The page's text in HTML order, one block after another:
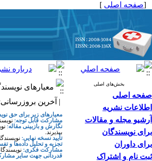
[صفحه اصلی ]
بخش‌های اصلی
صفحه اصلی
اطلاعات نشریه
آرشیو مجله و مقالات
برای نویسندگان
برای داوران
ثبت نام و اشتراک
معیارهای
| آخرین بروزرسانی: ۱۴۰۲/۱۰/۳۰
معیارهای زیر برای حق
مشارکت قابل توجه:
نگارش و بازبینی مقاله:
بپذیرند.
تأیید نسخه نهایی:
تجزیه و تحلیل داده‌ها و
مشارکت فکری:
قدردانی جهت سایر